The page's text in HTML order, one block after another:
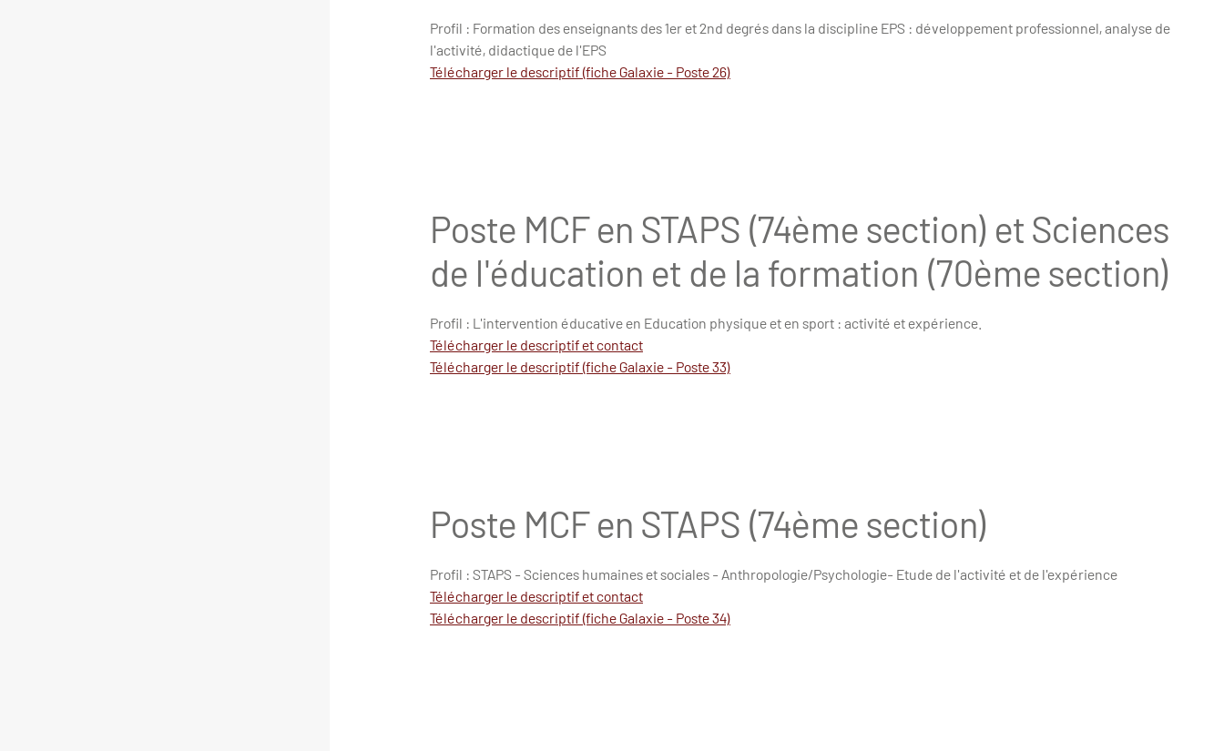
Profil : Formation des enseignants des 1er et 2nd degrés dans la discipline EPS : développement professionnel, analyse de
l'activité, didactique de l'EPS
Télécharger le descriptif (fiche Galaxie - Poste 26)
Poste MCF en STAPS (74ème section) et Sciences
de l'éducation et de la formation (70ème section)
Profil : L'intervention éducative en Education physique et en sport : activité et expérience.
Télécharger le descriptif et contact
Télécharger le descriptif (fiche Galaxie - Poste 33)
Poste MCF en STAPS (74ème section)
Profil : STAPS - Sciences humaines et sociales - Anthropologie/Psychologie- Etude de l'activité et de l'expérience
Télécharger le descriptif et contact
Télécharger le descriptif (fiche Galaxie - Poste 34)